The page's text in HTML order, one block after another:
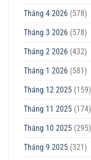
Tháng 4 2026 (578)
Tháng 3 2026 (578)
Tháng 2 2026 (432)
Tháng 1 2026 (581)
Tháng 12 2025(159)
Tháng 11 2025(174)
Tháng 10 2025(295)
Tháng 9 2025(321)